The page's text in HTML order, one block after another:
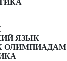
ЯЗЫК
ОЛИМПИАДАМ